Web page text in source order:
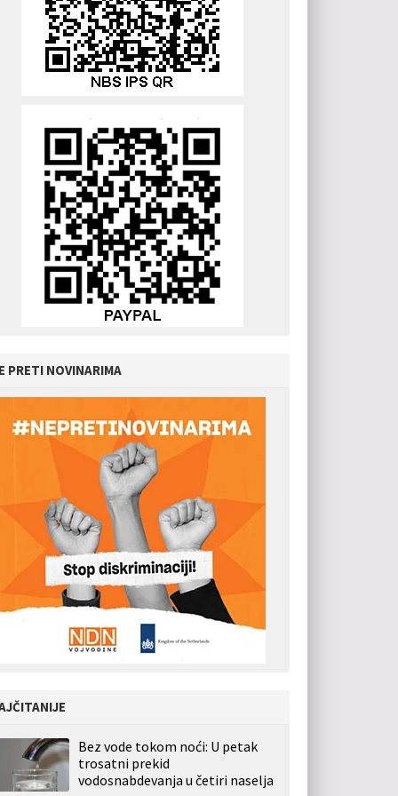
PRETI NOVINARIMA
Bez vode tokom noći: U petak
trosatni prekid
vodosnabdevanja u četiri naselja